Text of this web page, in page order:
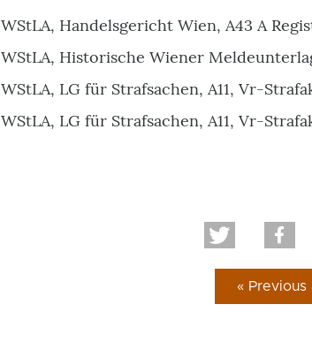
WStLA, Handelsgericht Wien, A43 A
WStLA, Historische Wiener
WStLA, LG für Strafsachen, A11, Vr-
WStLA, LG für Strafsachen, A11, Vr-
« Previous